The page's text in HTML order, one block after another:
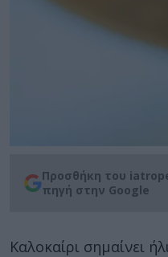
Προσθήκη του
πηγή στην Google
Καλοκαίρι σημαίνει